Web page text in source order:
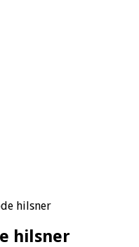
hilsner
hilsner